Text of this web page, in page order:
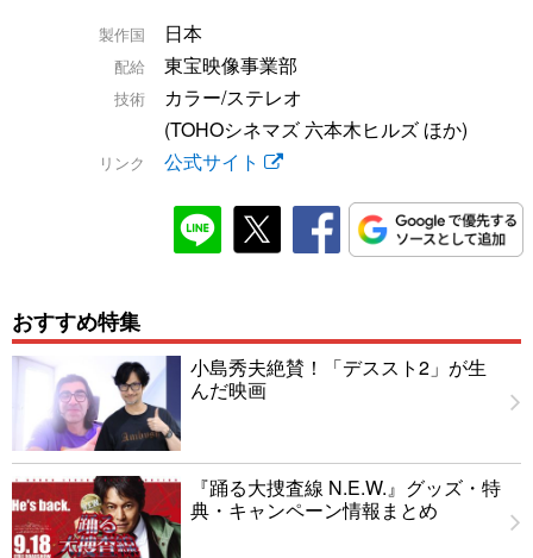
製作国 日本
配給 東宝映像事業部
技術
カラー/ステレオ
(TOHOシネマズ 六本木ヒルズ ほか)
リンク 公式サイト
おすすめ特集
小島秀夫絶賛！「デススト2」が生
んだ映画
『踊る大捜査線 N.E.W.』グッズ・特
典・キャンペーン情報まとめ